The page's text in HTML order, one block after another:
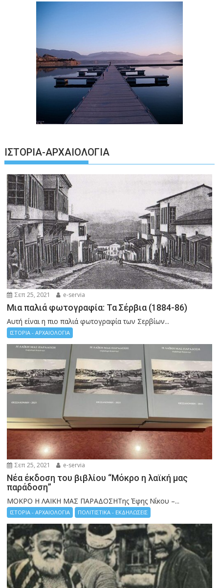
ΙΣΤΟΡΊΑ-ΑΡΧΑΙΟΛΟΓΊΑ
Σεπ 25, 2021 e-servia
Μια παλιά φωτογραφία: Τα Σέρβια (1884-86)
Αυτή είναι η πιο παλιά φωτογραφία των Σερβίων...
ΙΣΤΟΡΙΑ - ΑΡΧΑΙΟΛΟΓΙΑ
Σεπ 25, 2021 e-servia
Νέα έκδοση του βιβλίου “Μόκρο η λαϊκή μας
παράδοση”
ΜΟΚΡΟ Η ΛΑΙΚΗ ΜΑΣ ΠΑΡΑΔΟΣΗΤης Έφης Νίκου –...
ΙΣΤΟΡΙΑ - ΑΡΧΑΙΟΛΟΓΙΑ ΠΟΛΙΤΙΣΤΙΚΑ - ΕΚΔΗΛΩΣΕΙΣ